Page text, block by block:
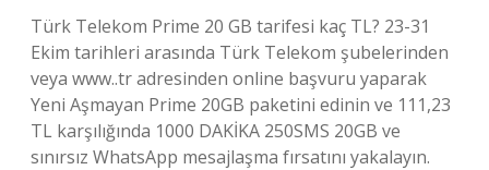
Türk Telekom Prime 20 GB tarifesi kaç TL? 23-31
Ekim tarihleri ​​arasında Türk Telekom şubelerinden
veya www..tr adresinden online başvuru yaparak
Yeni Aşmayan Prime 20GB paketini edinin ve 111,23
TL karşılığında 1000 DAKİKA 250SMS 20GB ve
sınırsız WhatsApp mesajlaşma fırsatını yakalayın.